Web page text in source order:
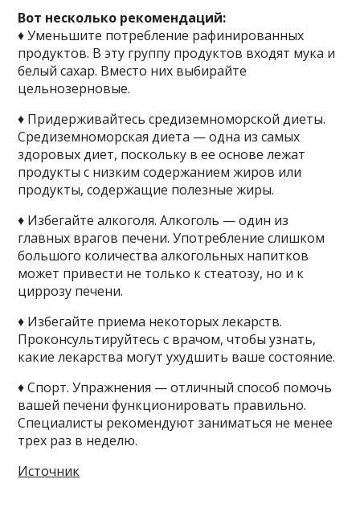
Вот несколько рекомендаций:
♦ Уменьшите потребление рафинированных
продуктов. В эту группу продуктов входят мука и
белый сахар. Вместо них выбирайте
цельнозерновые.
♦ Придерживайтесь средиземноморской диеты.
Средиземноморская диета — одна из самых
здоровых диет, поскольку в ее основе лежат
продукты с низким содержанием жиров или
продукты, содержащие полезные жиры.
♦ Избегайте алкоголя. Алкоголь — один из
главных врагов печени. Употребление слишком
большого количества алкогольных напитков
может привести не только к стеатозу, но и к
циррозу печени.
♦ Избегайте приема некоторых лекарств.
Проконсультируйтесь с врачом, чтобы узнать,
какие лекарства могут ухудшить ваше состояние.
♦ Спорт. Упражнения — отличный способ помочь
вашей печени функционировать правильно.
Специалисты рекомендуют заниматься не менее
трех раз в неделю.
Источник